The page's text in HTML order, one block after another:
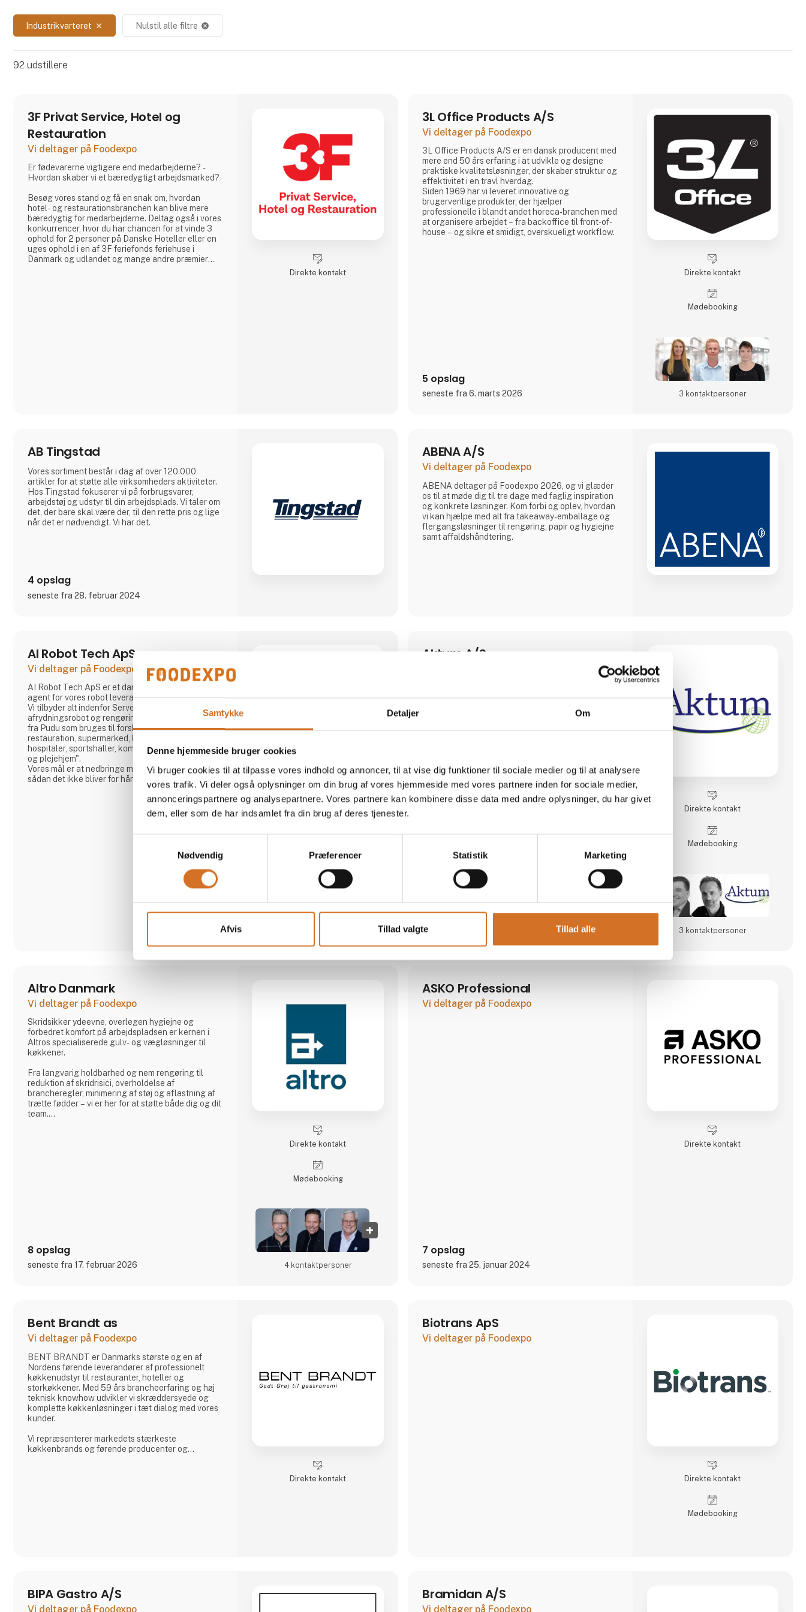
Samtykke Detaljer Om
Denne hjemmeside bruger cookies
Vi bruger cookies til at tilpasse vores indhold og annoncer, til at vise dig funktioner til sociale medier og til at analysere
vores trafik. Vi deler også oplysninger om din brug af vores hjemmeside med vores partnere inden for sociale medier,
annonceringspartnere og analysepartnere. Vores partnere kan kombinere disse data med andre oplysninger, du har givet
dem, eller som de har indsamlet fra din brug af deres tjenester.
Nødvendig
Præferencer Statistik Marketing
Afvis Tillad valgte Tillad alle
Industrikvarteret close Nulstil alle filtre cancel
92 udstillere
3F Privat Service, Hotel og
Restauration
Vi deltager på Foodexpo
Er fødevarerne vigtigere end medarbejderne? -
Hvordan skaber vi et bæredygtigt arbejdsmarked?
Besøg vores stand og få en snak om, hvordan
hotel- og restaurationsbranchen kan blive mere
bæredygtig for medarbejderne. Deltag også i vores
konkurrencer, hvor du har chancen for at vinde 3
ophold for 2 personer på Danske Hoteller eller en
uges ophold i en af 3F feriefonds feriehuse i
Danmark og udlandet og mange andre præmier
Direkte kontakt
3L Office Products A/S
Vi deltager på Foodexpo
3L Office Products A/S er en dansk producent med
mere end 50 års erfaring i at udvikle og designe
praktiske kvalitetsløsninger, der skaber struktur og
effektivitet i en travl hverdag.
Siden 1969 har vi leveret innovative og
brugervenlige produkter, der hjælper
professionelle i blandt andet horeca‑branchen med
at organisere arbejdet – fra backoffice til front-of-
house – og sikre et smidigt, overskueligt workflow.
5 opslag
seneste fra 6. marts 2026
Direkte kontakt
Møde­booking
3 kontakt­personer
AB Tingstad
Vores sortiment består i dag af over 120.000
artikler for at støtte alle virksomheders aktiviteter.
Hos Tingstad fokuserer vi på forbrugsvarer,
arbejdstøj og udstyr til din arbejdsplads. Vi taler om
det, der bare skal være der, til den rette pris og lige
når det er nødvendigt. Vi har det.
4 opslag
seneste fra 28. februar 2024
ABENA A/S
Vi deltager på Foodexpo
ABENA deltager på Foodexpo 2026, og vi glæder
os til at møde dig til tre dage med faglig inspiration
og konkrete løsninger. Kom forbi og oplev, hvordan
vi kan hjælpe med alt fra takeaway-emballage og
flergangsløsninger til rengøring, papir og hygiejne
samt affaldshåndtering.
AI Robot Tech ApS
Vi deltager på Foodexpo
AI Robot Tech ApS er et dansk virksomhed, som er
agent for vores robot leverandør "Pudu" fra Kina.
Vi tilbyder alt indenfor Serveringsrobotter,
afrydningsrobot og rengørings robot i høj kvalitet
fra Pudu som bruges til forskellige formål som:
restauration, supermarked, lager, byggemarked,
hospitaler, sportshaller, kommunaleoffentlig steder
og plejehjem".
Vores mål er at nedbringe medarbejders arbejde,
sådan det ikke bliver for hårdt, og som er stabil,
uanset om medarbejder kommer eller ej, kan robot
Direkte kontakt
Aktum A/S
kontor- og skriveartikler, printerpatroner,
vest for Køge. Virksomheden er her samlet med
udstilling, administration og lager. Herfra sendes
dagligt varer til alle vore kunder i Danmark og de
øvrige nordiske lande.
en større engelsk koncern. Men savnet
Direkte kontakt
Møde­booking
3 kontakt­personer
Altro Danmark
Vi deltager på Foodexpo
Skridsikker ydeevne, overlegen hygiejne og
forbedret komfort på arbejdspladsen er kernen i
Altros specialiserede gulv- og vægløsninger til
køkkener.
Fra langvarig holdbarhed og nem rengøring til
reduktion af skridrisici, overholdelse af
brancheregler, minimering af støj og aflastning af
trætte fødder – vi er her for at støtte både dig og dit
team.
8 opslag
seneste fra 17. februar 2026
Direkte kontakt
Møde­booking
4 kontakt­personer
ASKO Professional
Vi deltager på Foodexpo
7 opslag
seneste fra 25. januar 2024
Direkte kontakt
Bent Brandt as
Vi deltager på Foodexpo
BENT BRANDT er Danmarks største og en af
Nordens førende leverandører af professionelt
køkkenudstyr til restauranter, hoteller og
storkøkkener. Med 59 års brancheerfaring og høj
teknisk knowhow udvikler vi skræddersyede og
komplette køkkenløsninger i tæt dialog med vores
kunder.
Vi repræsenterer markedets stærkeste
køkkenbrands og førende producenter og
Direkte kontakt
Biotrans ApS
Vi deltager på Foodexpo
Direkte kontakt
Møde­booking
BIPA Gastro A/S
Vi deltager på Foodexpo
Bramidan A/S
Vi deltager på Foodexpo